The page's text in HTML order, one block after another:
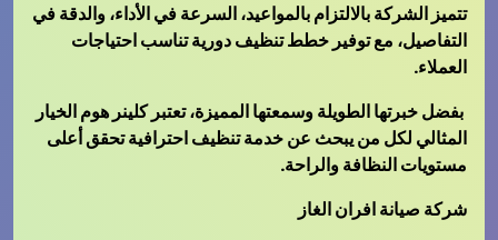
تتميز الشركة بالالتزام بالمواعيد، السرعة في الأداء، والدقة في
التفاصيل، مع توفير خطط تنظيف دورية تناسب احتياجات
العملاء.
بفضل خبرتها الطويلة وسمعتها المميزة، تعتبر كلينر هوم الخيار
المثالي لكل من يبحث عن خدمة تنظيف احترافية تحقق أعلى
مستويات النظافة والراحة.
شركة صيانة افران الغاز